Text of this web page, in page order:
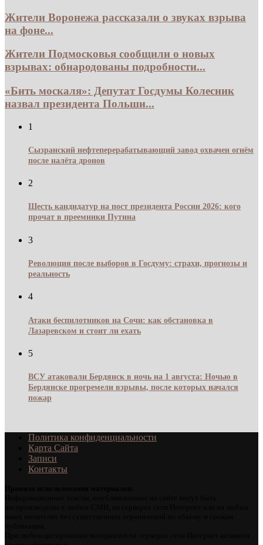
Жители Воронежа рассказали о звуках взрыва
на фоне...
Жители Подмосковья сообщили о новых
взрывах: обнародованы подробности...
«Бить москаля»: Депутат Госдумы Колесник
назвал президента Польши...
1
Сызранский нефтеперерабатывающий завод охвачен огнём
после налёта дронов
2
Шесть кандидатур на пост президента России 2026: кого
прочат в преемники Путина
3
Революция после выборов в Госдуму: страхи, прогнозы и
реальность
4
Атаки беспилотников на Сочи: как обстановка в
Лазаревском и стоит ли ехать
5
ВСУ атаковали Бердянск в ночь на 1 августа: Ночью в
Бердянске прогремели взрывы, после которых начался
пожар
Политика конфиденциальности
Карта Сайта
Записи
Контакты